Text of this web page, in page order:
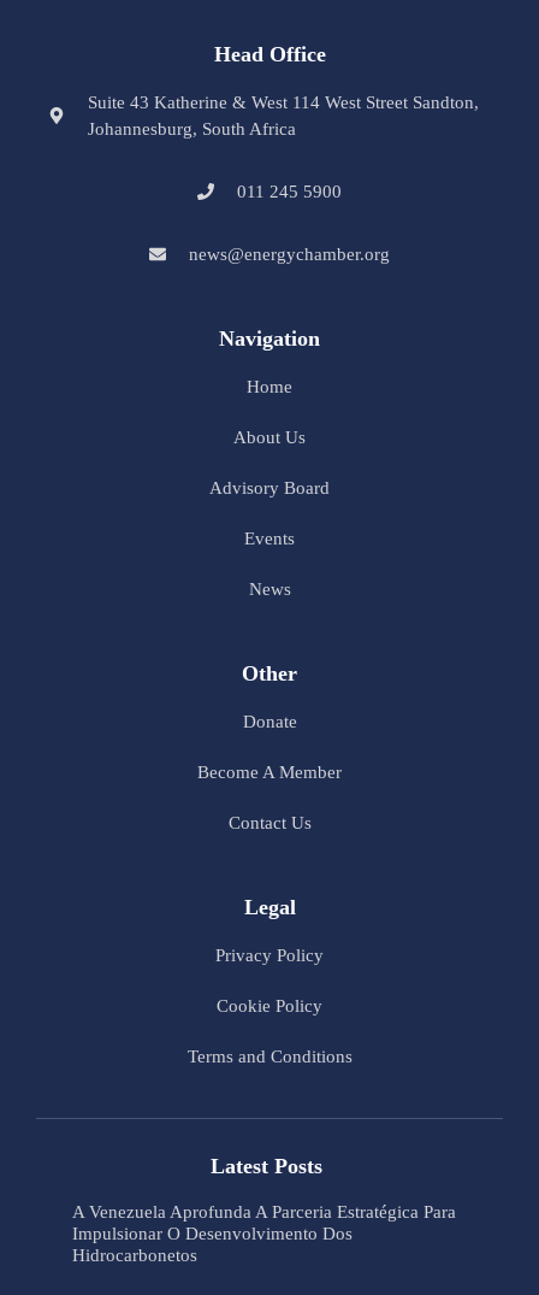
Head Office
Suite 43 Katherine & West 114 West Street Sandton,
Johannesburg, South Africa
011 245 5900
news@energychamber.org
Navigation
Home
About Us
Advisory Board
Events
News
Other
Donate
Become A Member
Contact Us
Legal
Privacy Policy
Cookie Policy
Terms and Conditions
Latest Posts
A Venezuela Aprofunda A Parceria Estratégica Para
Impulsionar O Desenvolvimento Dos
Hidrocarbonetos